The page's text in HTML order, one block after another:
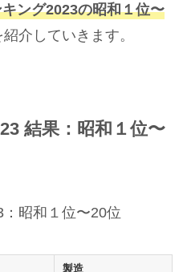
ング2023の昭和１位〜
介していきます。
結果：昭和１位〜
昭和１位〜20位
製造